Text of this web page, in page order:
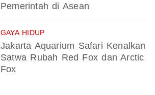
Pemerintah di Asean
GAYA HIDUP
Jakarta Aquarium Safari Kenalkan
Satwa Rubah Red Fox dan Arctic
Fox